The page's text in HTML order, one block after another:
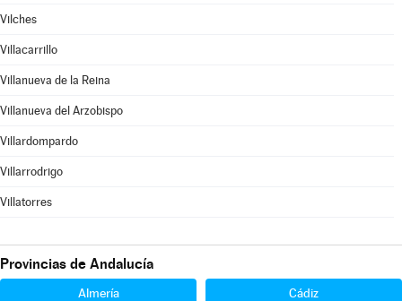
Vilches
Villacarrillo
Villanueva de la Reina
Villanueva del Arzobispo
Villardompardo
Villarrodrigo
Villatorres
Provincias de Andalucía
Almería Cádiz